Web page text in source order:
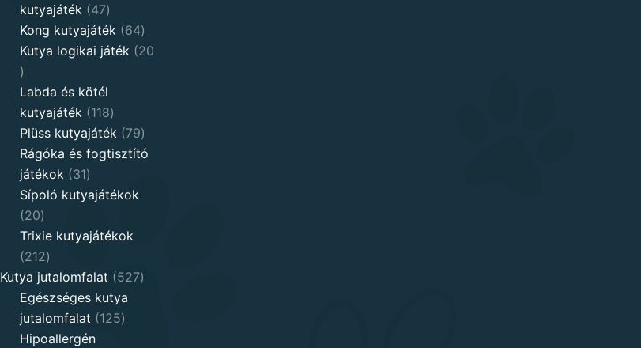
kutyajáték 4747
products
Kong kutyajáték 6464
products
Kutya logikai játék 20
20
products
Labda és kötél
kutyajáték 118118
products
Plüss kutyajáték 7979
products
Rágóka és fogtisztító
játékok 3131
products
Sípoló kutyajátékok
2020
products
Trixie kutyajátékok
212212
products
Kutya jutalomfalat 527527
Egészséges kutya
jutalomfalat
125125
Hipoallergén